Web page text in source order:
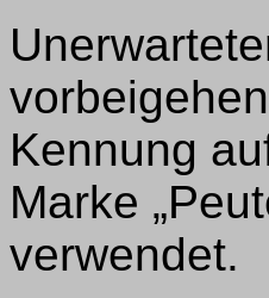
Kennung
Marke
verwendet.